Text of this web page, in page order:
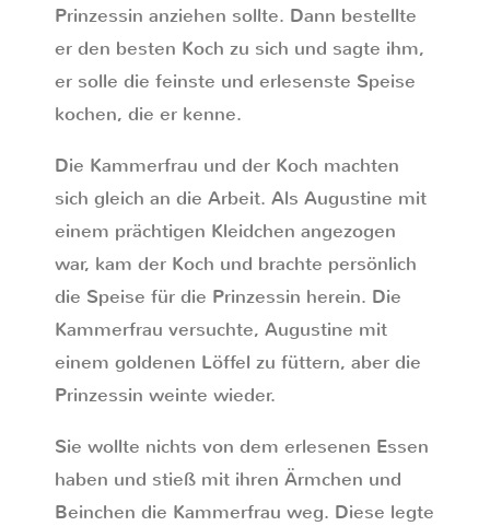
Prinzessin anziehen sollte. Dann bestellte
er den besten Koch zu sich und sagte ihm,
er solle die feinste und erlesenste Speise
kochen, die er kenne.
Die Kammerfrau und der Koch machten
sich gleich an die Arbeit. Als Augustine mit
einem prächtigen Kleidchen angezogen
war, kam der Koch und brachte persönlich
die Speise für die Prinzessin herein. Die
Kammerfrau versuchte, Augustine mit
einem goldenen Löffel zu füttern, aber die
Prinzessin weinte wieder.
Sie wollte nichts von dem erlesenen Essen
haben und stieß mit ihren Ärmchen und
Beinchen die Kammerfrau weg. Diese legte